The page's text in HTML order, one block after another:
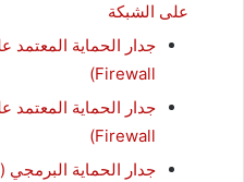
على الشبكة
Firewall)
Firewall)
جدار الحماية البرمجي (Software Firewall)